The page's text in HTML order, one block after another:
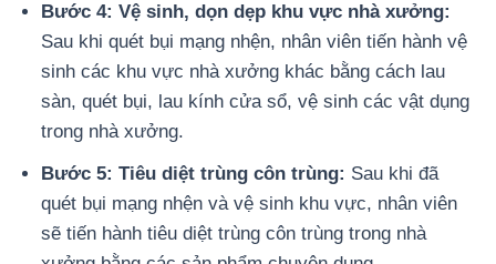
Bước 4: Vệ sinh, dọn dẹp khu vực nhà xưởng:
Sau khi quét bụi mạng nhện, nhân viên tiến hành vệ
sinh các khu vực nhà xưởng khác bằng cách lau
sàn, quét bụi, lau kính cửa sổ, vệ sinh các vật dụng
trong nhà xưởng.
Bước 5: Tiêu diệt trùng côn trùng: Sau khi đã
quét bụi mạng nhện và vệ sinh khu vực, nhân viên
sẽ tiến hành tiêu diệt trùng côn trùng trong nhà